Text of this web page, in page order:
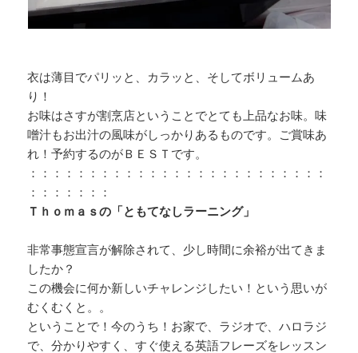
衣は薄目でパリッと、カラッと、そしてボリュームあ
り！
お味はさすが割烹店ということでとても上品なお味。味
噌汁もお出汁の風味がしっかりあるものです。ご賞味あ
れ！予約するのがＢＥＳＴです。
：：：：：：：：：：：：：：：：：：：：：：：：：
：：：：：：：
Ｔｈｏｍａｓの「ともてなしラーニング」
非常事態宣言が解除されて、少し時間に余裕が出てきま
したか？
この機会に何か新しいチャレンジしたい！という思いが
むくむくと。。
ということで！今のうち！お家で、ラジオで、ハロラジ
で、分かりやすく、すぐ使える英語フレーズをレッスン